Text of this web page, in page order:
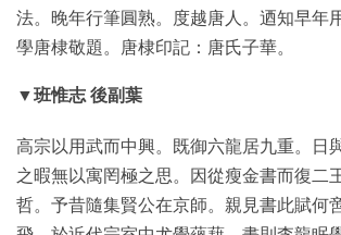
法。晚年行筆圓熟。度越唐人。迺知早年
學唐棣敬題。唐棣印記：唐氏子華。
▼班惟志 後副葉
高宗以用武而中興。既御六龍居九重。日
之暇無以寓罔極之思。因從瘦金書而復二
哲。予昔隨集賢公在京師。親見書此賦何